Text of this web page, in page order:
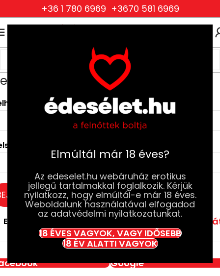
Elmúltál már 18 éves?
Az edeselet.hu webáruház erotikus
jellegű tartalmakkal foglalkozik. Kérjük
nyilatkozz, hogy elmúltál-e már 18 éves.
Weboldalunk használatával elfogadod
az adatvédelmi nyilatkozatunkat.
18 ÉVES VAGYOK, VAGY IDŐSEBB
18 ÉV ALATTI VAGYOK
+36 1 780 6969 +3670 581 6969
vagy Email cím*
Elfelejtette
Emlékezzen rám
VAGY BEJELENTKEZÉS EZZEL:
Google